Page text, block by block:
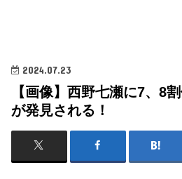
2024.07.23
【画像】西野七瀬に7、8
が発見される！